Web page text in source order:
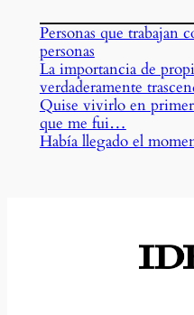
Personas que trabajan
personas
La importancia de
verdaderamente
Quise vivirlo en
que me fui…
Había llegado el